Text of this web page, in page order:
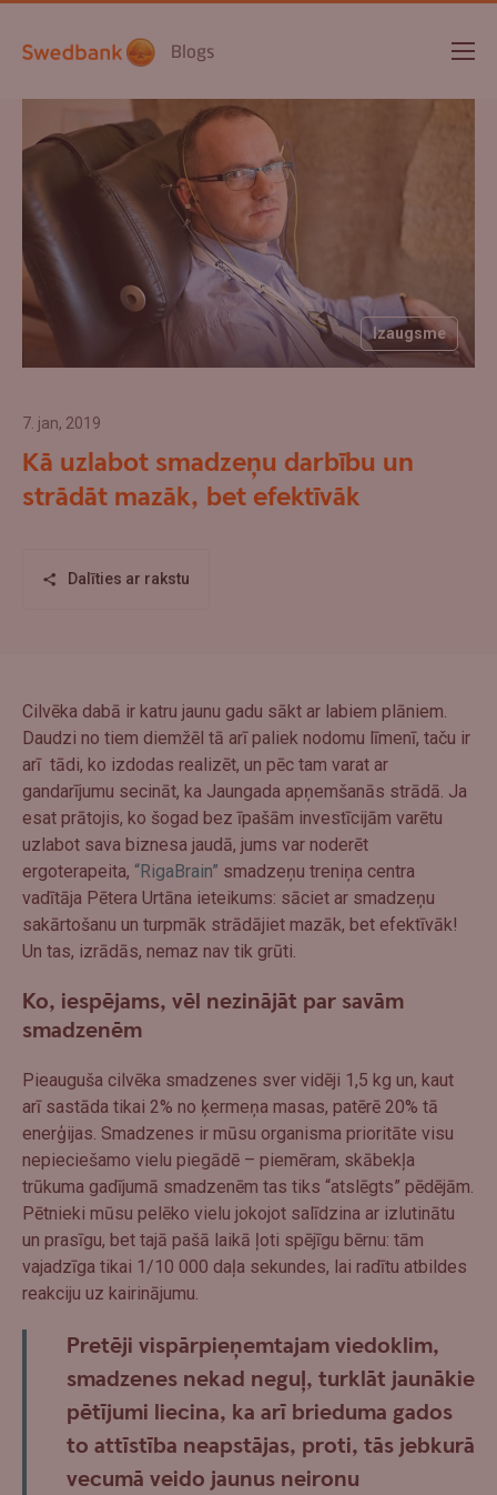
Blogs
Izaugsme
7. jan, 2019
Kā uzlabot smadzeņu darbību un
strādāt mazāk, bet efektīvāk
Dalīties ar rakstu
Cilvēka dabā ir katru jaunu gadu sākt ar labiem plāniem.
Daudzi no tiem diemžēl tā arī paliek nodomu līmenī, taču ir
arī tādi, ko izdodas realizēt, un pēc tam varat ar
gandarījumu secināt, ka Jaungada apņemšanās strādā. Ja
esat prātojis, ko šogad bez īpašām investīcijām varētu
uzlabot sava biznesa jaudā, jums var noderēt
ergoterapeita, “RigaBrain” smadzeņu treniņa centra
vadītāja Pētera Urtāna ieteikums: sāciet ar smadzeņu
sakārtošanu un turpmāk strādājiet mazāk, bet efektīvāk!
Un tas, izrādās, nemaz nav tik grūti.
Ko, iespējams, vēl nezinājāt par savām
smadzenēm
Pieauguša cilvēka smadzenes sver vidēji 1,5 kg un, kaut
arī sastāda tikai 2% no ķermeņa masas, patērē 20% tā
enerģijas. Smadzenes ir mūsu organisma prioritāte visu
nepieciešamo vielu piegādē – piemēram, skābekļa
trūkuma gadījumā smadzenēm tas tiks “atslēgts” pēdējām.
Pētnieki mūsu pelēko vielu jokojot salīdzina ar izlutinātu
un prasīgu, bet tajā pašā laikā ļoti spējīgu bērnu: tām
vajadzīga tikai 1/10 000 daļa sekundes, lai radītu atbildes
reakciju uz kairinājumu.
Pretēji vispārpieņemtajam viedoklim,
smadzenes nekad neguļ, turklāt jaunākie
pētījumi liecina, ka arī brieduma gados
to attīstība neapstājas, proti, tās jebkurā
vecumā veido jaunus neironu